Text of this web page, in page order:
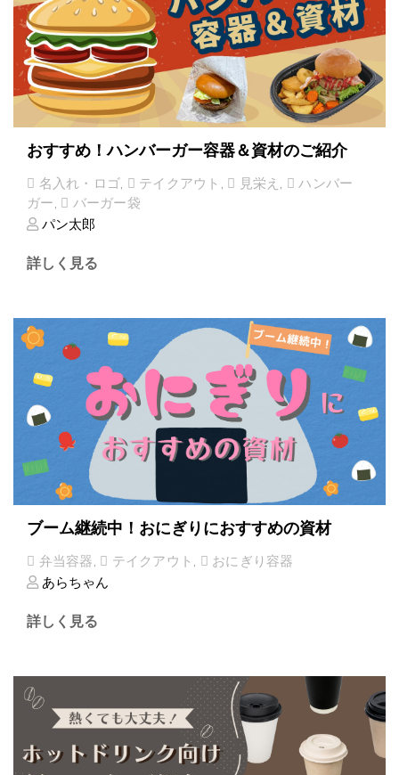
おすすめ！ハンバーガー容器＆資材のご紹介
名入れ・ロゴ, テイクアウト , 見栄え ,
ハンバー
ガー,
バーガー袋
パン太郎
詳しく見る
ブーム継続中！おにぎりにおすすめの資材
弁当容器, テイクアウト ,
おにぎり容器
あらちゃん
詳しく見る